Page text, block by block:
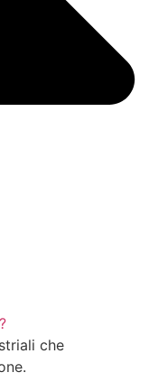
che